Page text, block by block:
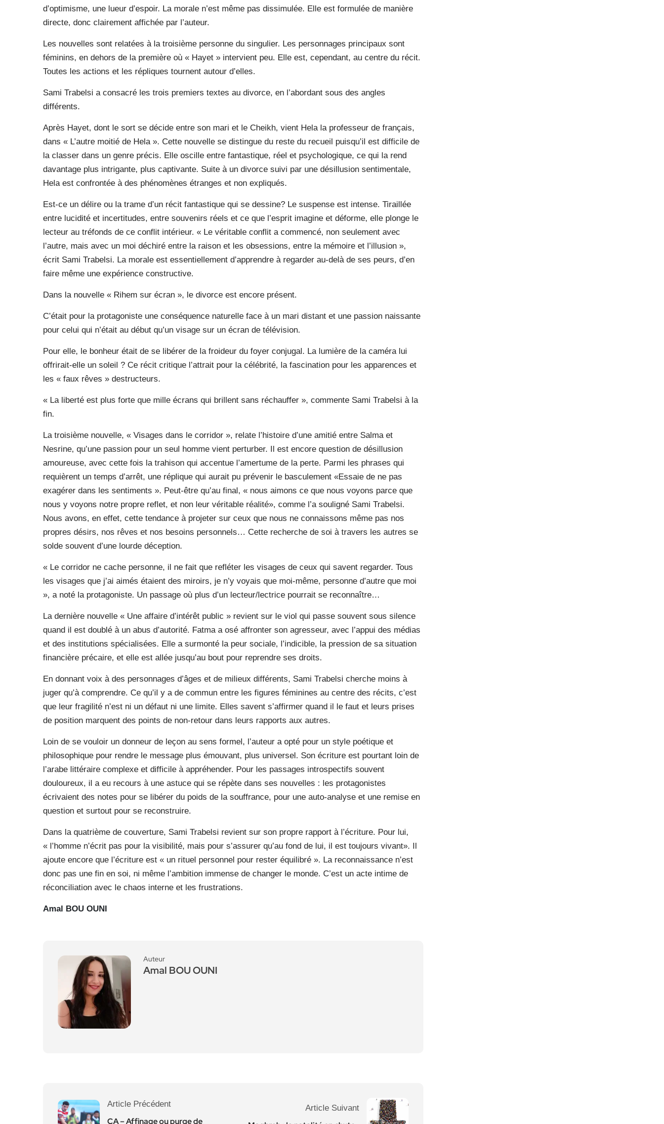
d’optimisme, une lueur d’espoir. La morale n’est même pas dissimulée. Elle est formulée de manière
directe, donc clairement affichée par l’auteur.
Les nouvelles sont relatées à la troisième personne du singulier. Les personnages principaux sont
féminins, en dehors de la première où « Hayet » intervient peu. Elle est, cependant, au centre du récit.
Toutes les actions et les répliques tournent autour d’elles.
Sami Trabelsi a consacré les trois premiers textes au divorce, en l’abordant sous des angles
différents.
Après Hayet, dont le sort se décide entre son mari et le Cheikh, vient Hela la professeur de français,
dans « L’autre moitié de Hela ». Cette nouvelle se distingue du reste du recueil puisqu’il est difficile de
la classer dans un genre précis. Elle oscille entre fantastique, réel et psychologique, ce qui la rend
davantage plus intrigante, plus captivante. Suite à un divorce suivi par une désillusion sentimentale,
Hela est confrontée à des phénomènes étranges et non expliqués.
Est-ce un délire ou la trame d’un récit fantastique qui se dessine? Le suspense est intense. Tiraillée
entre lucidité et incertitudes, entre souvenirs réels et ce que l’esprit imagine et déforme, elle plonge le
lecteur au tréfonds de ce conflit intérieur. « Le véritable conflit a commencé, non seulement avec
l’autre, mais avec un moi déchiré entre la raison et les obsessions, entre la mémoire et l’illusion »,
écrit Sami Trabelsi. La morale est essentiellement d’apprendre à regarder au-delà de ses peurs, d’en
faire même une expérience constructive.
Dans la nouvelle « Rihem sur écran », le divorce est encore présent.
C’était pour la protagoniste une conséquence naturelle face à un mari distant et une passion naissante
pour celui qui n’était au début qu’un visage sur un écran de télévision.
Pour elle, le bonheur était de se libérer de la froideur du foyer conjugal. La lumière de la caméra lui
offrirait-elle un soleil ? Ce récit critique l’attrait pour la célébrité, la fascination pour les apparences et
les « faux rêves » destructeurs.
« La liberté est plus forte que mille écrans qui brillent sans réchauffer », commente Sami Trabelsi à la
fin.
La troisième nouvelle, « Visages dans le corridor », relate l’histoire d’une amitié entre Salma et
Nesrine, qu’une passion pour un seul homme vient perturber. Il est encore question de désillusion
amoureuse, avec cette fois la trahison qui accentue l’amertume de la perte. Parmi les phrases qui
requièrent un temps d’arrêt, une réplique qui aurait pu prévenir le basculement «Essaie de ne pas
exagérer dans les sentiments ». Peut-être qu’au final, « nous aimons ce que nous voyons parce que
nous y voyons notre propre reflet, et non leur véritable réalité», comme l’a souligné Sami Trabelsi.
Nous avons, en effet, cette tendance à projeter sur ceux que nous ne connaissons même pas nos
propres désirs, nos rêves et nos besoins personnels… Cette recherche de soi à travers les autres se
solde souvent d’une lourde déception.
« Le corridor ne cache personne, il ne fait que refléter les visages de ceux qui savent regarder. Tous
les visages que j’ai aimés étaient des miroirs, je n’y voyais que moi-même, personne d’autre que moi
», a noté la protagoniste. Un passage où plus d’un lecteur/lectrice pourrait se reconnaître…
La dernière nouvelle « Une affaire d’intérêt public » revient sur le viol qui passe souvent sous silence
quand il est doublé à un abus d’autorité. Fatma a osé affronter son agresseur, avec l’appui des médias
et des institutions spécialisées. Elle a surmonté la peur sociale, l’indicible, la pression de sa situation
financière précaire, et elle est allée jusqu’au bout pour reprendre ses droits.
En donnant voix à des personnages d’âges et de milieux différents, Sami Trabelsi cherche moins à
juger qu’à comprendre. Ce qu’il y a de commun entre les figures féminines au centre des récits, c’est
que leur fragilité n’est ni un défaut ni une limite. Elles savent s’affirmer quand il le faut et leurs prises
de position marquent des points de non-retour dans leurs rapports aux autres.
Loin de se vouloir un donneur de leçon au sens formel, l’auteur a opté pour un style poétique et
philosophique pour rendre le message plus émouvant, plus universel. Son écriture est pourtant loin de
l’arabe littéraire complexe et difficile à appréhender. Pour les passages introspectifs souvent
douloureux, il a eu recours à une astuce qui se répète dans ses nouvelles : les protagonistes
écrivaient des notes pour se libérer du poids de la souffrance, pour une auto-analyse et une remise en
question et surtout pour se reconstruire.
Dans la quatrième de couverture, Sami Trabelsi revient sur son propre rapport à l’écriture. Pour lui,
« l’homme n’écrit pas pour la visibilité, mais pour s’assurer qu’au fond de lui, il est toujours vivant». Il
ajoute encore que l’écriture est « un rituel personnel pour rester équilibré ». La reconnaissance n’est
donc pas une fin en soi, ni même l’ambition immense de changer le monde. C’est un acte intime de
réconciliation avec le chaos interne et les frustrations.
Amal BOU OUNI
Auteur
Amal BOU OUNI
Article Précédent
CA – Affinage ou purge de
Article Suivant